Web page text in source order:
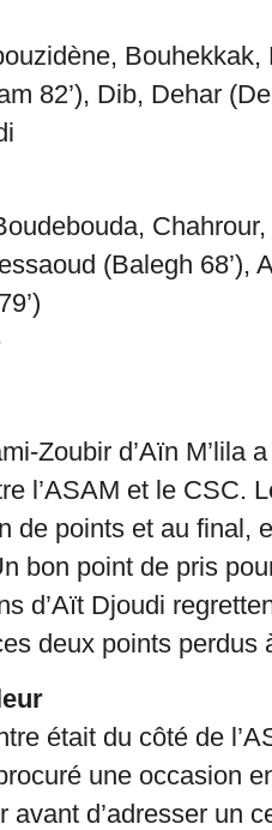
Bouhekkak,
82’), Dib, Dehar
(Balegh 68’),
Zoubir d’Aïn M’lila
l’ASAM et le CSC.
de points et au final,
bon point de pris
d’Aït Djoudi
deux points perdus
était du côté de
une occasion
avant d’adresser un